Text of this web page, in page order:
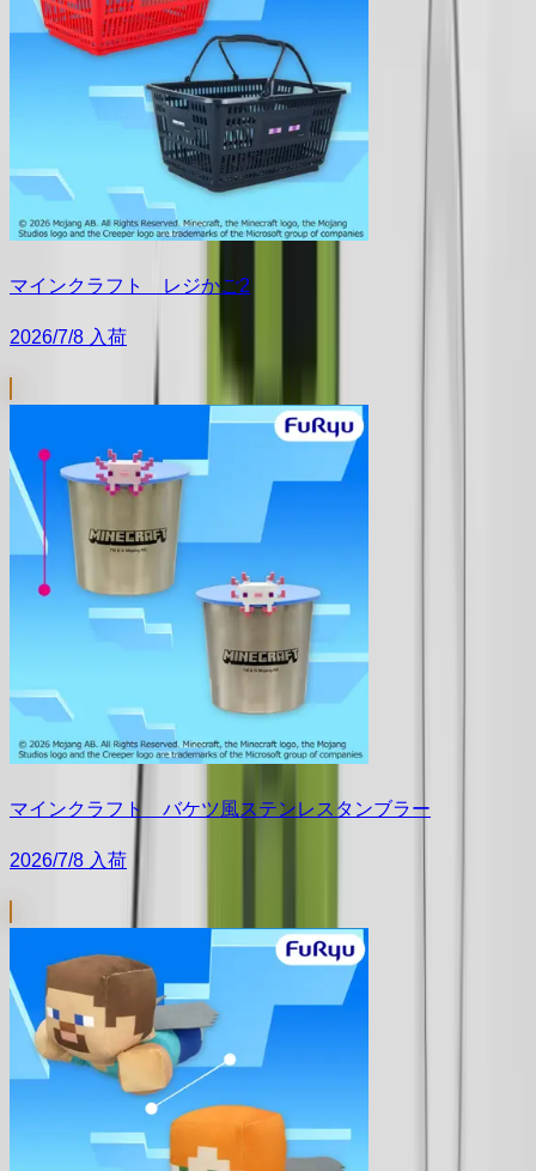
マインクラフト レジかご2
2026/7/8 入荷
マインクラフト バケツ風ステンレスタンブラー
2026/7/8 入荷